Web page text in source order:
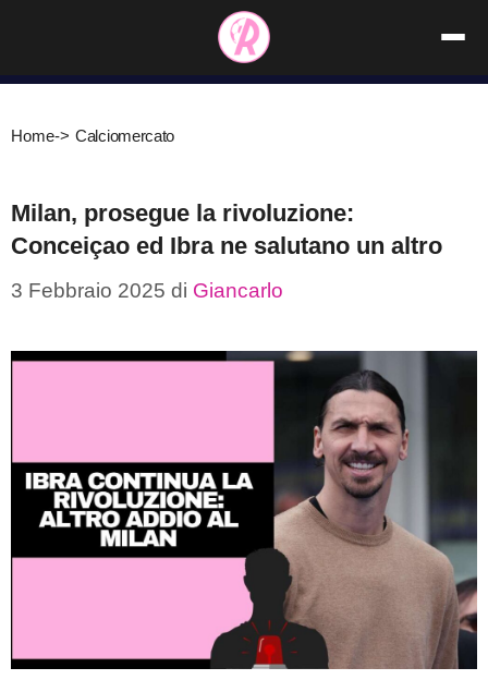
contenuto
Home-> Calciomercato
Milan, prosegue la rivoluzione:
Conceiçao ed Ibra ne salutano un altro
3 Febbraio 2025 di Giancarlo